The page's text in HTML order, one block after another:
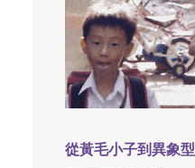
從黃毛小子到異象